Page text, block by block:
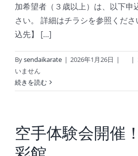
加希望者（３歳以上）は、以下申
さい。 詳細はチラシを参照くだ
込先】 [...]
Bysendaikarate | 2026年1月26日 | |
いません
続きを読む
空手体験会開催